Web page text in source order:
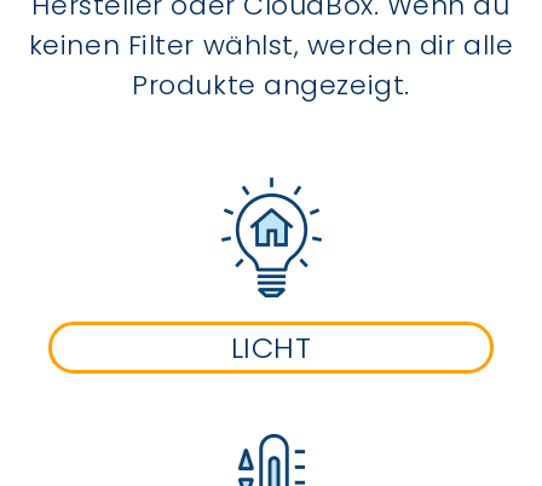
keinen Filter wählst, werden dir alle
Produkte angezeigt.
LICHT